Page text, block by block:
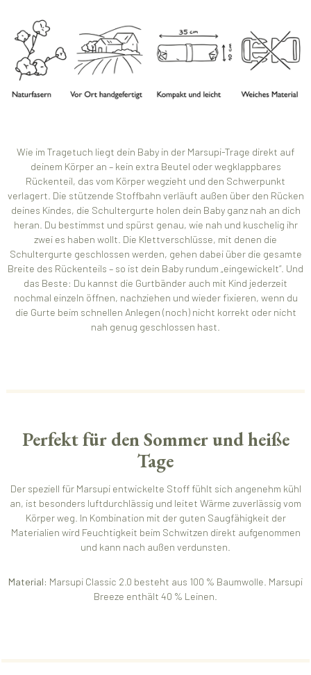
Wie im Tragetuch liegt dein Baby in der Marsupi-Trage direkt auf
deinem Körper an – kein extra Beutel oder wegklappbares
Rückenteil, das vom Körper wegzieht und den Schwerpunkt
verlagert. Die stützende Stoffbahn verläuft außen über den Rücken
deines Kindes, die Schultergurte holen dein Baby ganz nah an dich
heran. Du bestimmst und spürst genau, wie nah und kuschelig ihr
zwei es haben wollt. Die Klettverschlüsse, mit denen die
Schultergurte geschlossen werden, gehen dabei über die gesamte
Breite des Rückenteils – so ist dein Baby rundum „eingewickelt“. Und
das Beste: Du kannst die Gurtbänder auch mit Kind jederzeit
nochmal einzeln öffnen, nachziehen und wieder fixieren, wenn du
die Gurte beim schnellen Anlegen (noch) nicht korrekt oder nicht
nah genug geschlossen hast.
Perfekt für den Sommer und heiße
Tage
Der speziell für Marsupi entwickelte Stoff fühlt sich angenehm kühl
an, ist besonders luftdurchlässig und leitet Wärme zuverlässig vom
Körper weg. In Kombination mit der guten Saugfähigkeit der
Materialien wird Feuchtigkeit beim Schwitzen direkt aufgenommen
und kann nach außen verdunsten.
Material: Marsupi Classic 2.0 besteht aus 100 % Baumwolle. Marsupi
Breeze enthält 40 % Leinen.